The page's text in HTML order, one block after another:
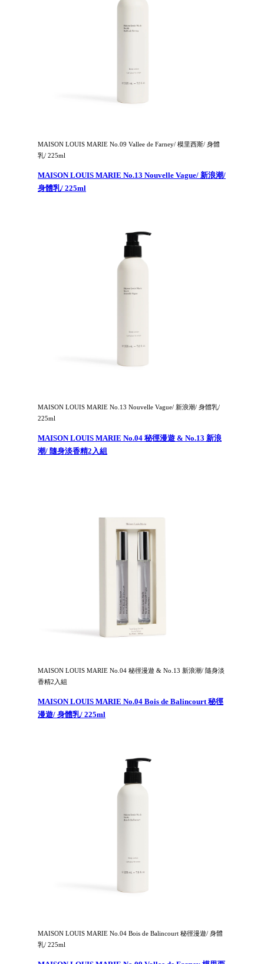
MAISON LOUIS MARIE No.09 Vallee de Farney/ 模里西斯/ 身體
乳/ 225ml
MAISON LOUIS MARIE No.13 Nouvelle Vague/ 新浪潮/
身體乳/ 225ml
MAISON LOUIS MARIE No.13 Nouvelle Vague/ 新浪潮/ 身體乳/
225ml
MAISON LOUIS MARIE No.04 秘徑漫遊 & No.13 新浪
潮/ 隨身淡香精2入組
MAISON LOUIS MARIE No.04 秘徑漫遊 & No.13 新浪潮/ 隨身淡
香精2入組
MAISON LOUIS MARIE No.04 Bois de Balincourt 秘徑
漫遊/ 身體乳/ 225ml
MAISON LOUIS MARIE No.04 Bois de Balincourt 秘徑漫遊/ 身體
乳/ 225ml